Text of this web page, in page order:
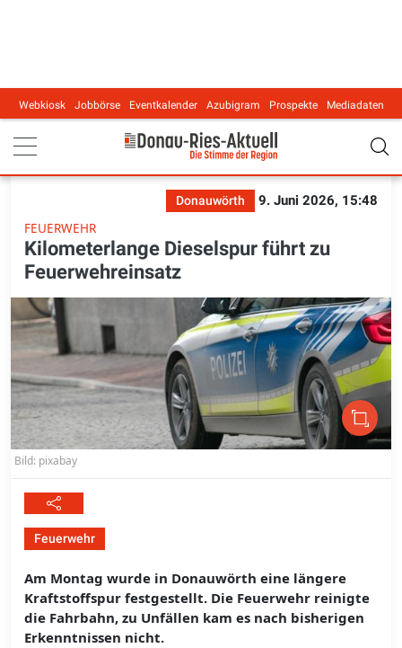
Main navigation
Webkiosk Jobbörse Eventkalender Azubigram Prospekte Mediadaten
Donauwörth
9. Juni 2026, 15:48
FEUERWEHR
Kilometerlange Dieselspur führt zu
Feuerwehreinsatz
Bild: pixabay
Feuerwehr
Am Montag wurde in Donauwörth eine längere
Kraftstoffspur festgestellt. Die Feuerwehr reinigte
die Fahrbahn, zu Unfällen kam es nach bisherigen
Erkenntnissen nicht.